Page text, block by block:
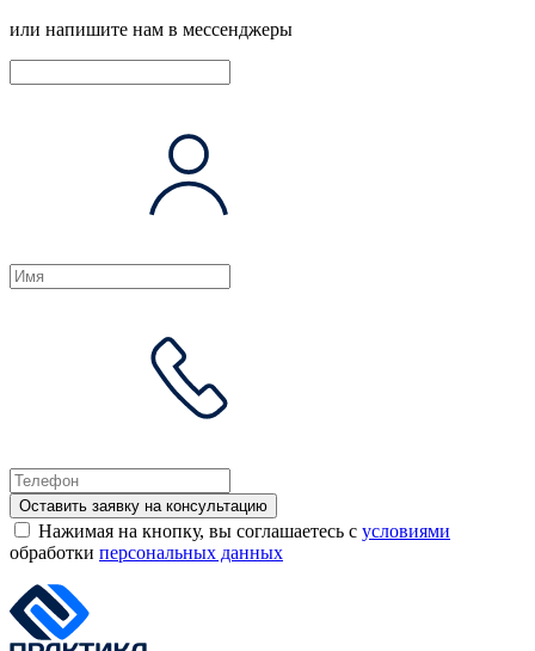
или напишите нам в мессенджеры
Оставить заявку на консультацию
Нажимая на кнопку, вы соглашаетесь с условиями
обработки персональных данных